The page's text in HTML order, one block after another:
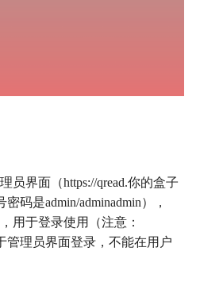
员界面（https://qread.你的盒子
密码是admin/adminadmin），
用于登录使用（注意：
管理员界面登录，不能在用户